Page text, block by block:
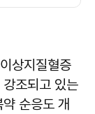
상지질혈증
조되고 있는
순응도 개